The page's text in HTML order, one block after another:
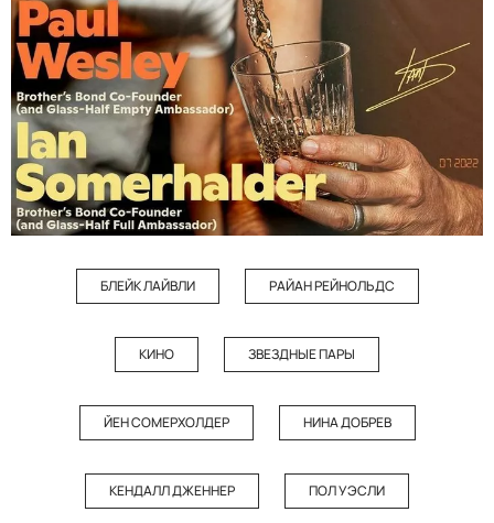
БЛЕЙК ЛАЙВЛИ РАЙАН РЕЙНОЛЬДС
КИНО ЗВЕЗДНЫЕ ПАРЫ
ЙЕН СОМЕРХОЛДЕР НИНА ДОБРЕВ
КЕНДАЛЛ ДЖЕННЕР ПОЛ УЭСЛИ